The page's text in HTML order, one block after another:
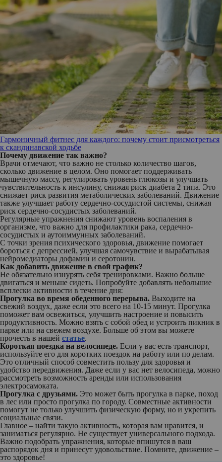
Гармоничный фитнес для каждого: почему стоит присмотреться
к скандинавской ходьбе
Почему движение так важно?
Врачи отмечают, что важно не столько количество шагов,
сколько движение в целом. Оно помогает поддерживать
мышечную массу, регулировать уровень глюкозы и улучшать
чувствительность к инсулину, снижая риск диабета 2 типа. Это
снижает риск развития метаболических заболеваний. Движение
также улучшает работу сердечно-сосудистой системы, снижая
риск сердечно-сосудистых заболеваний.
Регулярные упражнения снижают уровень воспаления в
организме, что важно для профилактики рака, сердечно-
сосудистых и аутоиммунных заболеваний.
С точки зрения психического здоровья, движение помогает
бороться с депрессией, улучшая самочувствие и вырабатывая
нейромедиаторы дофамин и серотонин.
Как добавить движение в свой график?
Не обязательно изнурять себя тренировками. Важно больше
двигаться и меньше сидеть. Попробуйте добавлять небольшие
всплески активности в течение дня:
Прогулка во время обеденного перерыва. Выходите на
свежий воздух, даже если это всего на 10-15 минут. Прогулка
поможет вам освежиться, улучшить настроение и повысить
продуктивность. Можно взять с собой обед и устроить пикник в
парке или на свежем воздухе. Больше об этом вы можете
прочесть в нашей статье.
Короткая поездка на велосипеде. Если у вас есть транспорт,
используйте его для коротких поездок на работу или по делам.
Это отличный способ совместить пользу для здоровья и
удобство передвижения. Даже если у вас нет велосипеда, можно
рассмотреть возможность аренды или использования
электросамоката.
Прогулка с друзьями. Это может быть прогулка в парке, поход
в лес или просто прогулка по городу. Совместные активности
помогут не только улучшить физическую форму, но и укрепить
социальные связи.
Главное – найти такую активность, которая вам нравится, и
заниматься регулярно. Не существует универсального подхода.
Важно подобрать упражнения, которые впишутся в ваш
распорядок дня и принесут удовольствие. Помните, движение –
это здоровье!